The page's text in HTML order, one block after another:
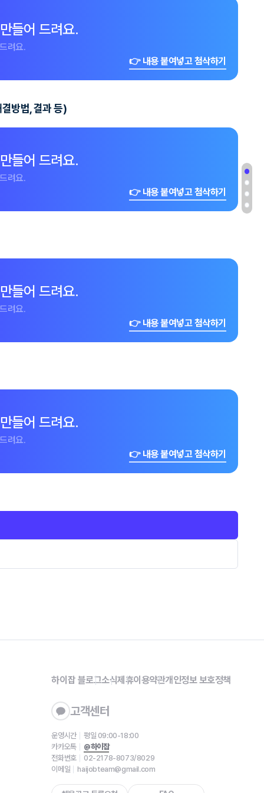
들어 드려요.
려요.
👉 내용 붙여넣고 첨삭하기
방법, 결과 등)
들어 드려요.
려요.
👉 내용 붙여넣고 첨삭하기
들어 드려요.
려요.
👉 내용 붙여넣고 첨삭하기
들어 드려요.
려요.
👉 내용 붙여넣고 첨삭하기
하이잡 블로그소식제휴이용약관개인정보 보호정책
고객센터
운영시간
평일 09:00-18:00
카카오톡
@하이잡
전화번호
02-2178-8073/8029
이메일
haijobteam@gmail.com